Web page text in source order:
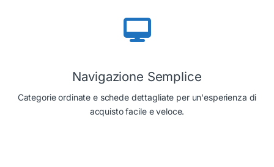
Navigazione Semplice
Categorie ordinate e schede dettagliate per un'esperienza di
acquisto facile e veloce.